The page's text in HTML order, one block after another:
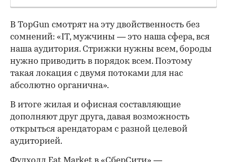
В TopGun смотрят на эту двойственность без
сомнений: «IT, мужчины — это наша сфера, вся
наша аудитория. Стрижки нужны всем, бороды
нужно приводить в порядок всем. Поэтому
такая локация с двумя потоками для нас
абсолютно органична».
В итоге жилая и офисная составляющие
дополняют друг друга, давая возможность
открыться арендаторам с разной целевой
аудиторией.